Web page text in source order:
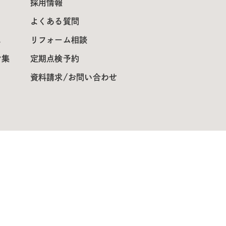
集
採用情報
よくある質問
リフォーム相談
定期点検予約
資料請求/お問い合わせ